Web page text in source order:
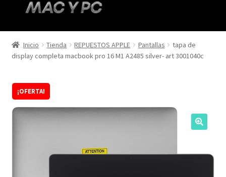
contenido
HOME
TIENDA
COMO COMPRAR
MI CUENTA
Inicio Tienda REPUESTOS APPLE Pantallas
tapa de
display completa macbook pro 16 M1 A2485 silver- art 3001040c
¡OFERTA!